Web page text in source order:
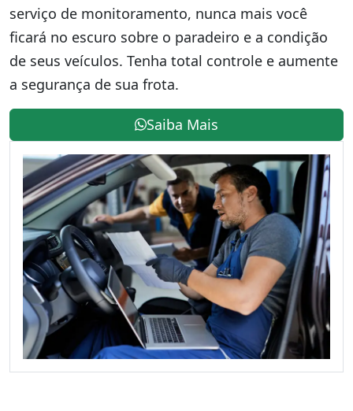
serviço de monitoramento, nunca mais você
ficará no escuro sobre o paradeiro e a condição
de seus veículos. Tenha total controle e aumente
a segurança de sua frota.
Saiba Mais